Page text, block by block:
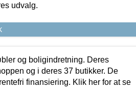
udvalg.
og boligindretning. Deres
og i deres 37 butikker. De
finansiering. Klik her for at se